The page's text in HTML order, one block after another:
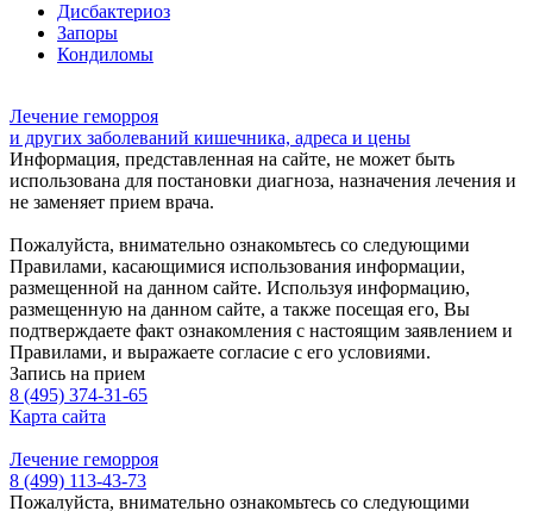
Дисбактериоз
Запоры
Кондиломы
Лечение геморроя
и других заболеваний кишечника, адреса и цены
Информация, представленная на сайте, не может быть
использована для постановки диагноза, назначения лечения и
не заменяет прием врача.
Пожалуйста, внимательно ознакомьтесь со следующими
Правилами, касающимися использования информации,
размещенной на данном сайте. Используя информацию,
размещенную на данном сайте, а также посещая его, Вы
подтверждаете факт ознакомления с настоящим заявлением и
Правилами, и выражаете согласие с его условиями.
Запись на прием
8 (495) 374-31-65
Карта сайта
Лечение геморроя
8 (499) 113-43-73
Пожалуйста, внимательно ознакомьтесь со следующими